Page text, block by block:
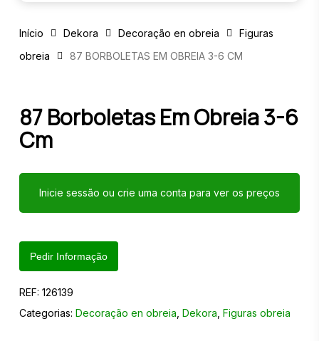
Início Dekora Decoração en obreia
Figuras
obreia
87 BORBOLETAS EM OBREIA 3-6 CM
87 Borboletas Em Obreia 3-6
Cm
Inicie sessão ou crie uma conta para ver os preços
Pedir Informação
REF: 126139
Categorias: Decoração en obreia Dekora Figuras obreia